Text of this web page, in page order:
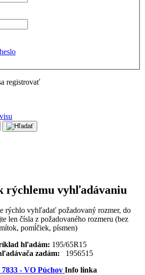
registrovať
rýchlemu vyhľadávaniu
rýchlo vyhľadať požadovaný rozmer, do
len čísla z požadovaného rozmeru (bez
pomĺčiek, písmen)
hľadám: 195/65R15
zadám: 1956515
7833 - VO Púchov Info linka